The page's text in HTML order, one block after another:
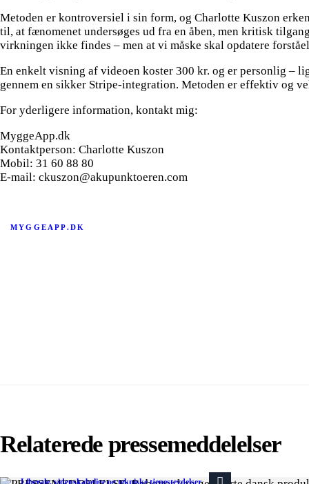
Metoden er kontroversiel i sin form, og Charlotte Kuszon
til, at fænomenet undersøges ud fra en åben, men kritisk
virkningen ikke findes – men at vi måske skal opdatere
En enkelt visning af videoen koster 300 kr. og er personlig –
gennem en sikker Stripe-integration. Metoden er effektiv og
For yderligere information, kontakt mig:
MyggeApp.dk
Kontaktperson: Charlotte Kuszon
Mobil: 31 60 88 80
E-mail: ckuszon@akupunktoeren.com
MYGGEAPP.DK
Relaterede pressemeddelelser
Liberale, videnskabelige og tekniske tjenesteydelser